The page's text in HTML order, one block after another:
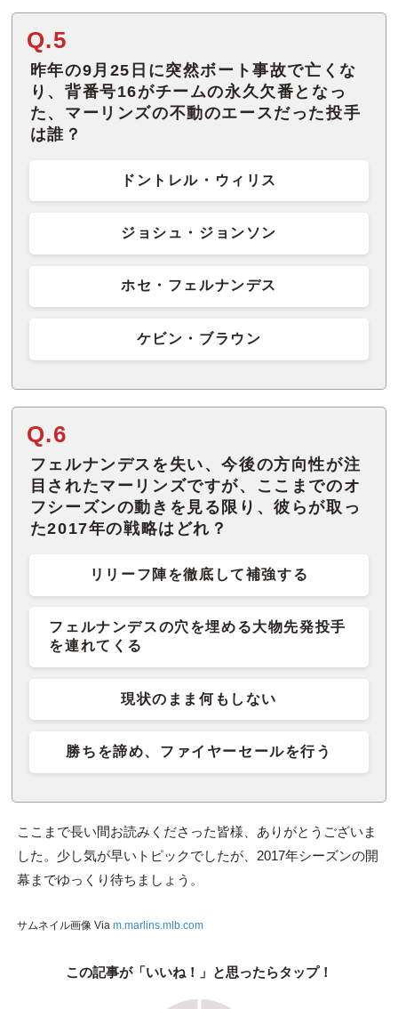
Q.5
昨年の9月25日に突然ボート事故で亡くな
り、背番号16がチームの永久欠番となっ
た、マーリンズの不動のエースだった投手
は誰？
ドントレル・ウィリス
ジョシュ・ジョンソン
ホセ・フェルナンデス
ケビン・ブラウン
Q.6
フェルナンデスを失い、今後の方向性が注
目されたマーリンズですが、ここまでのオ
フシーズンの動きを見る限り、彼らが取っ
た2017年の戦略はどれ？
リリーフ陣を徹底して補強する
フェルナンデスの穴を埋める大物先発投手
を連れてくる
現状のまま何もしない
勝ちを諦め、ファイヤーセールを行う
ここまで長い間お読みくださった皆様、ありがとうございま
した。少し気が早いトピックでしたが、2017年シーズンの開
幕までゆっくり待ちましょう。
サムネイル画像 Via m.marlins.mlb.com
この記事が「いいね！」と思ったらタップ！